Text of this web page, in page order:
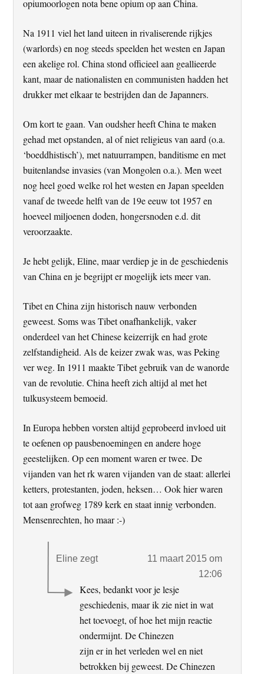
opiumoorlogen nota bene opium op aan China.
Na 1911 viel het land uiteen in rivaliserende rijkjes
(warlords) en nog steeds speelden het westen en Japan
een akelige rol. China stond officieel aan geallieerde
kant, maar de nationalisten en communisten hadden het
drukker met elkaar te bestrijden dan de Japanners.
Om kort te gaan. Van oudsher heeft China te maken
gehad met opstanden, al of niet religieus van aard (o.a.
‘boeddhistisch’), met natuurrampen, banditisme en met
buitenlandse invasies (van Mongolen o.a.). Men weet
nog heel goed welke rol het westen en Japan speelden
vanaf de tweede helft van de 19e eeuw tot 1957 en
hoeveel miljoenen doden, hongersnoden e.d. dit
veroorzaakte.
Je hebt gelijk, Eline, maar verdiep je in de geschiedenis
van China en je begrijpt er mogelijk iets meer van.
Tibet en China zijn historisch nauw verbonden
geweest. Soms was Tibet onafhankelijk, vaker
onderdeel van het Chinese keizerrijk en had grote
zelfstandigheid. Als de keizer zwak was, was Peking
ver weg. In 1911 maakte Tibet gebruik van de wanorde
van de revolutie. China heeft zich altijd al met het
tulkusysteem bemoeid.
In Europa hebben vorsten altijd geprobeerd invloed uit
te oefenen op pausbenoemingen en andere hoge
geestelijken. Op een moment waren er twee. De
vijanden van het rk waren vijanden van de staat: allerlei
ketters, protestanten, joden, heksen… Ook hier waren
tot aan grofweg 1789 kerk en staat innig verbonden.
Mensenrechten, ho maar :-)
Eline zegt
11 maart 2015 om
12:06
Kees, bedankt voor je lesje
geschiedenis, maar ik zie niet in wat
het toevoegt, of hoe het mijn reactie
ondermijnt. De Chinezen
zijn er in het verleden wel en niet
betrokken bij geweest. De Chinezen